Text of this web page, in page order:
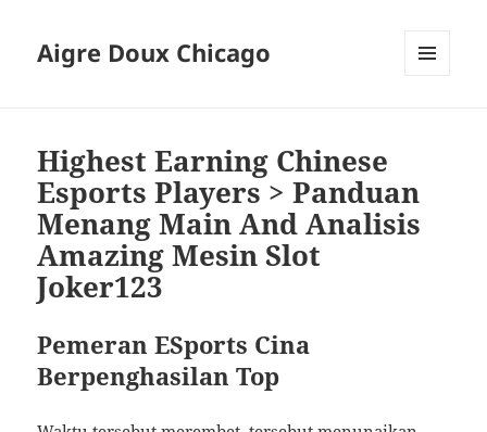
Aigre Doux Chicago
Highest Earning Chinese
Esports Players > Panduan
Menang Main And Analisis
Amazing Mesin Slot
Joker123
Pemeran ESports Cina
Berpenghasilan Top